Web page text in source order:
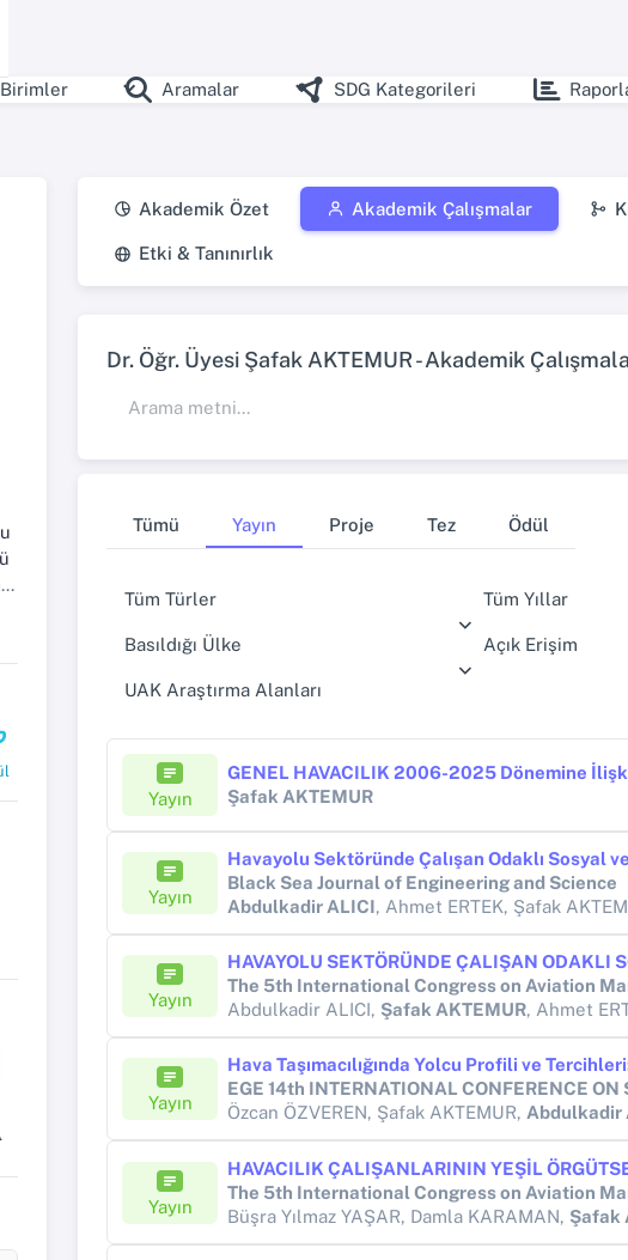
Aramalar SDG Kategorileri
Akademik Özet Akademik Çalışmalar
Etki & Tanınırlık
Dr. Öğr. Üyesi Şafak AKTEMUR - Akademik
Tümü Yayın Proje Tez Ödül
Tüm Türler Tüm Yıllar
Basıldığı Ülke Açık Erişim
UAK Araştırma Alanları
Yayın
Şafak AKTEMUR
Yayın
Black Sea Journal of Engineering and Science
Abdulkadir ALICI, Ahmet ERTEK, Şafak
Yayın
Abdulkadir ALICI, Şafak AKTEMUR, Ahmet
Yayın
Özcan ÖZVEREN, Şafak AKTEMUR, Abdulkadir
Yayın
Büşra Yılmaz YAŞAR, Damla KARAMAN, Şafak